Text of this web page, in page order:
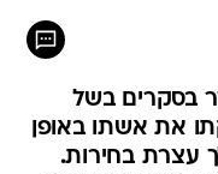
בסקרים בשל
את אשתו באופן
עצרת בחירות.